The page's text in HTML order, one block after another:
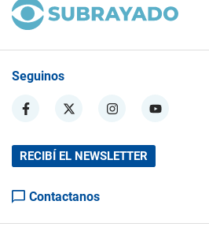
Seguinos
RECIBÍ EL NEWSLETTER
Contactanos